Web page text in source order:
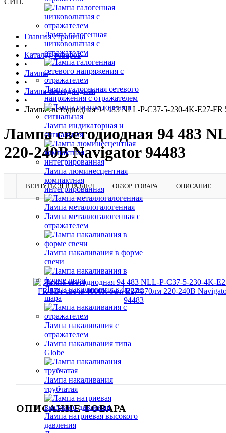
Лампа галогенная
низковольтная с
отражателем
Лампа галогенная сетевого
напряжения с отражателем
Лампа индикаторная и
сигнальная
Лампа люминесцентная
компактная
интегрированная
Лампа металлогалогенная
Лампа металлогалогенная с
отражателем
Лампа накаливания в форме
свечи
Лампа накаливания в форме
шара
Лампа накаливания с
отражателем
Лампа накаливания типа
Globe
Лампа накаливания
трубчатая
Лампа натриевая высокого
давления
Главная страница
•
Каталог товаров
•
Лампы
•
Лампа светодиодная
•
Лампа светодиодная 94 483 NLL-P-C37-5-230-4K-E27-
Лампа светодиодная 94 483
220-240В Navigator 94483
ВЕРНУТЬСЯ В РАЗДЕЛ ОБЗОР ТОВАРА ОПИСАНИЕ
ОПИСАНИЕ ТОВАРА